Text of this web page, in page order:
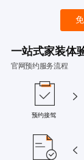
一站式家装体
官网预约服务流程
预约接驾